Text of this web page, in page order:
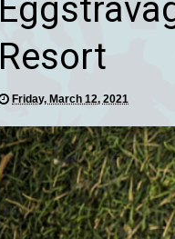
Resort
Friday, March 12, 2021